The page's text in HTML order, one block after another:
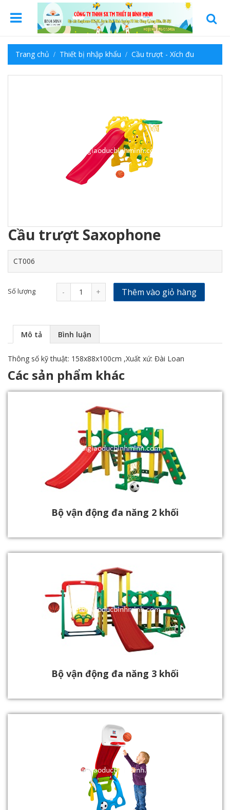
Trang chủ Thiết bị nhập khẩu Cầu trượt - Xích đu
Cầu trượt Saxophone
CT006
Số lượng - + Thêm vào giỏ hàng
Mô tả Bình luận
Thông số kỹ thuật: 158x88x100cm ,Xuất xứ: Đài Loan
Các sản phẩm khác
Bộ vận động đa năng 2 khối
Bộ vận động đa năng 3 khối